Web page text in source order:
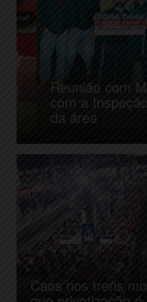
Reunião com
com a Inspeção de
Caos nos trens